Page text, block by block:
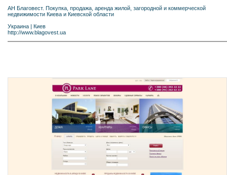
АН Благовест. Покупка, продажа, аренда жилой, загородной и коммерческой
недвижимости Киева и Киевской области
Украина | Киев
http://www.blagovest.ua